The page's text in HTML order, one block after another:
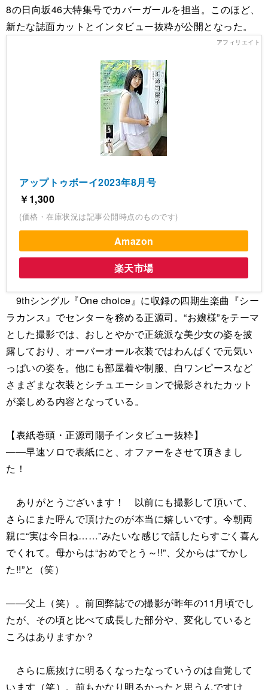
8の日向坂46大特集号でカバーガールを担当。このほど、
新たな誌面カットとインタビュー抜粋が公開となった。
アップトゥボーイ2023年8月号
￥1,300
(価格・在庫状況は記事公開時点のものです)
Amazon
楽天市場
9thシングル『One choice』に収録の四期生楽曲『シー
ラカンス』でセンターを務める正源司。“お嬢様”をテーマ
とした撮影では、おしとやかで正統派な美少女の姿を披
露しており、オーバーオール衣装ではわんぱくで元気い
っぱいの姿を。他にも部屋着や制服、白ワンピースなど
さまざまな衣装とシチュエーションで撮影されたカット
が楽しめる内容となっている。
【表紙巻頭・正源司陽子インタビュー抜粋】
――早速ソロで表紙にと、オファーをさせて頂きまし
た！
ありがとうございます！ 以前にも撮影して頂いて、
さらにまた呼んで頂けたのが本当に嬉しいです。今朝両
親に“実は今日ね……”みたいな感じで話したらすごく喜ん
でくれて。母からは“おめでとう～!!”、父からは“でかし
た!!”と（笑）
――父上（笑）。前回弊誌での撮影が昨年の11月頃でし
たが、その頃と比べて成長した部分や、変化していると
ころはありますか？
さらに底抜けに明るくなったなっていうのは自覚して
います（笑）。前もかなり明るかったと思うんですけ